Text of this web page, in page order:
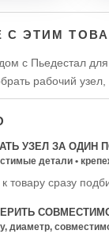
С ЭТИМ
с Пьедестал
рабочий
УЗЕЛ ЗА ОДИН
детали •
к товару сразу
диаметр,